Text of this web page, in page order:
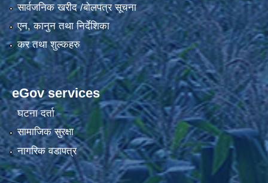
सार्वजनिक खरीद /बोलपत्र सूचना
एन, कानुन तथा निर्देशिका
कर तथा शुल्कहरु
eGov services
घटना दर्ता
सामाजिक सुरक्षा
नागरिक वडापत्र